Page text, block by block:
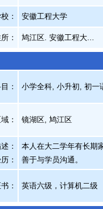
： 安徽工程大学
： 鸠江区. 安徽工程大...
： 小学全科, 小升初, 初一
： 镜湖区, 鸠江区
：
：
本人在大二学年有长期
善于与学员沟通。
： 英语六级，计算机二级